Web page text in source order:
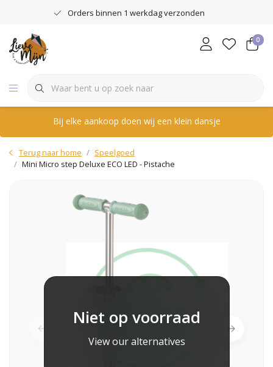
Orders binnen 1 werkdag verzonden
0
Bij elke aankoop doen wij een klein dansje
Terug naar home
Speelgoed
Mini Micro step Deluxe ECO LED - Pistache
Niet op voorraad
View our alternatives